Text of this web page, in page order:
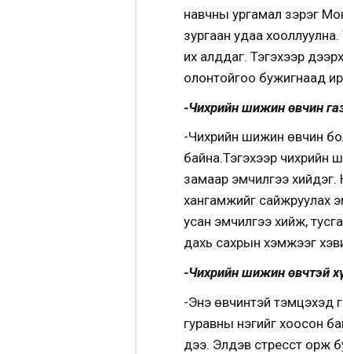
навчны ургамал зэрэг
зургаан удаа
их алддаг. Тэгэхээр дээрх
олонтойгоо бужигнаад
-Чихрийн шижин өвчин
-Чихрийн шижин өвчин
байна.Тэгэхээр чихрийн
замаар эмчилгээ хийдэг.
хангамжийг сайжруулах
усан эмчилгээ хийж,
дахь сахрын хэмжээг
-Чихрийн шижин өвчтэй
-Энэ өвчинтэй тэмцэхэд
гуравны нэгийг хоосон
дээ. Элдэв стресст орж